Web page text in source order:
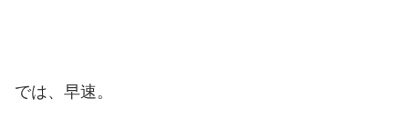
では、早速。